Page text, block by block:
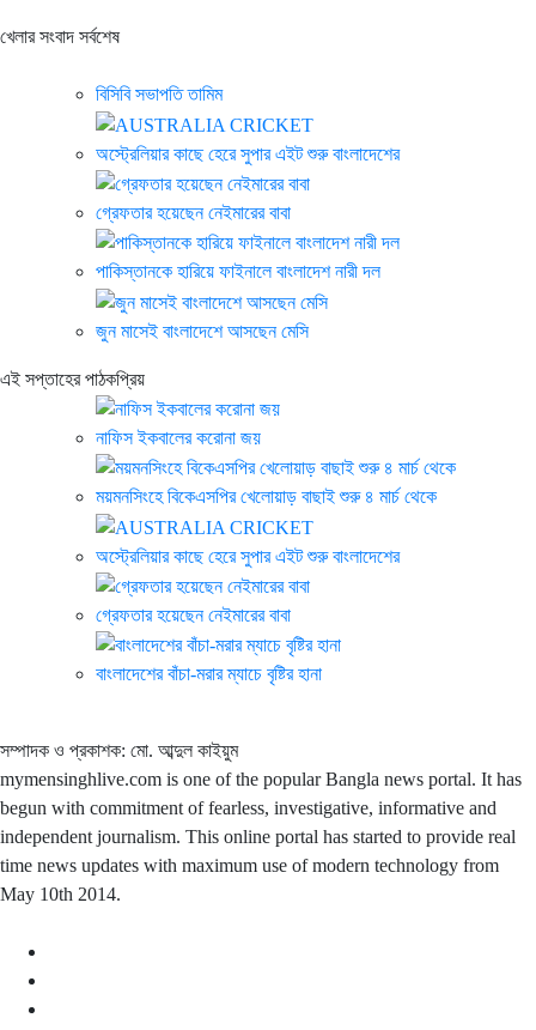
খেলার সংবাদ সর্বশেষ
বিসিবি সভাপতি তামিম
অস্ট্রেলিয়ার কাছে হেরে সুপার এইট শুরু বাংলাদেশের
গ্রেফতার হয়েছেন নেইমারের বাবা
পাকিস্তানকে হারিয়ে ফাইনালে বাংলাদেশ নারী দল
জুন মাসেই বাংলাদেশে আসছেন মেসি
এই সপ্তাহের পাঠকপ্রিয়
নাফিস ইকবালের করোনা জয়
ময়মনসিংহে বিকেএসপির খেলোয়াড় বাছাই শুরু ৪ মার্চ থেকে
অস্ট্রেলিয়ার কাছে হেরে সুপার এইট শুরু বাংলাদেশের
গ্রেফতার হয়েছেন নেইমারের বাবা
বাংলাদেশের বাঁচা-মরার ম্যাচে বৃষ্টির হানা
সম্পাদক ও প্রকাশক: মো. আব্দুল কাইয়ুম
mymensinghlive.com is one of the popular Bangla news portal. It has
begun with commitment of fearless, investigative, informative and
independent journalism. This online portal has started to provide real
time news updates with maximum use of modern technology from
May 10th 2014.